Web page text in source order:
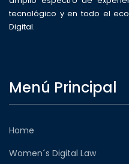
tecnológico y en todo el
Digital.
Menú Principal
Home
Women´s Digital Law